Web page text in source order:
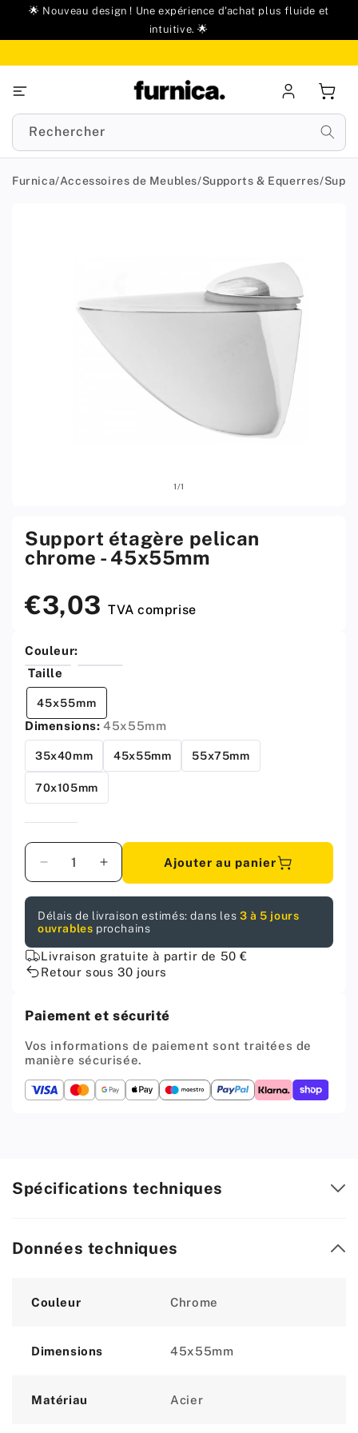
🌟 Nouveau design ! Une expérience d'achat plus fluide et
intuitive. 🌟
connecter
Rechercher
Furnica/Accessoires de Meubles/Supports & Equerres/
menu
modal
1/sur
1
Support étagère pelican
chrome - 45x55mm
Prix
standard
€3,03 TVA comprise
Couleur:
Taille
45x55mm
Dimensions:45x55mm
35x40mm 45x55mm 55x75mm
70x105mm
Quantité
Diminuer
la
pour
Support
étagère
pelican
45x55mm
Augmenter
la
pour
Support
étagère
pelican
45x55mm
Ajouter au panier
Délais de livraison estimés: dans les 3 à 5 jours
ouvrables prochains
Livraison gratuite à partir de 50 €
Retour sous 30 jours
Paiement et sécurité
Vos informations de paiement sont traitées de
manière sécurisée.
Spécifications techniques
Données techniques
Couleur
Chrome
Dimensions 45x55mm
Matériau Acier